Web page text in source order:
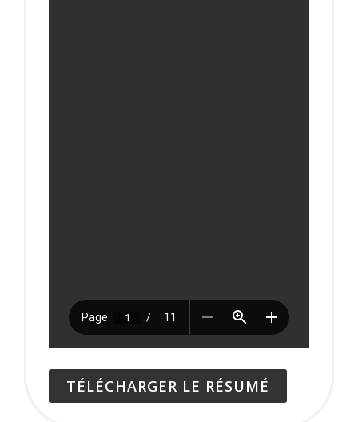
TÉLÉCHARGER LE RÉSUMÉ